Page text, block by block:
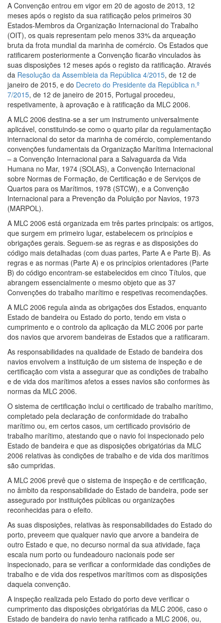
A Convenção entrou em vigor em 20 de agosto de 2013, 12
meses após o registo da sua ratificação pelos primeiros 30
Estados-Membros da Organização Internacional do Trabalho
(OIT), os quais representam pelo menos 33% da arqueação
bruta da frota mundial da marinha de comércio. Os Estados que
ratificarem posteriormente a Convenção ficarão vinculados às
suas disposições 12 meses após o registo da ratificação. Através
da Resolução da Assembleia da República 4/2015, de 12 de
janeiro de 2015, e do Decreto do Presidente da República n.º
7/2015, de 12 de janeiro de 2015, Portugal procedeu,
respetivamente, à aprovação e à ratificação da MLC 2006.
A MLC 2006 destina-se a ser um instrumento universalmente
aplicável, constituindo-se como o quarto pilar da regulamentação
internacional do setor da marinha de comércio, complementando
convenções fundamentais da Organização Marítima Internacional
– a Convenção Internacional para a Salvaguarda da Vida
Humana no Mar, 1974 (SOLAS), a Convenção Internacional
sobre Normas de Formação, de Certificação e de Serviços de
Quartos para os Marítimos, 1978 (STCW), e a Convenção
Internacional para a Prevenção da Poluição por Navios, 1973
(MARPOL).
A MLC 2006 está organizada em três partes principais: os artigos,
que surgem em primeiro lugar, estabelecem os princípios e
obrigações gerais. Seguem-se as regras e as disposições do
código mais detalhadas (com duas partes, Parte A e Parte B). As
regras e as normas (Parte A) e os princípios orientadores (Parte
B) do código encontram-se estabelecidos em cinco Títulos, que
abrangem essencialmente o mesmo objeto que as 37
Convenções do trabalho marítimo e respetivas recomendações.
A MLC 2006 regula ainda as obrigações dos Estados, enquanto
Estado de bandeira ou Estado do porto, tendo em vista o
cumprimento e o controlo da aplicação da MLC 2006 por parte
dos navios que arvorem bandeiras de Estados que a ratificaram.
As responsabilidades na qualidade de Estado de bandeira dos
navios envolvem a instituição de um sistema de inspeção e de
certificação com vista a assegurar que as condições de trabalho
e de vida dos marítimos afetos a esses navios são conformes às
normas da MLC 2006.
O sistema de certificação inclui o certificado de trabalho marítimo,
completado pela declaração de conformidade do trabalho
marítimo ou, em certos casos, um certificado provisório de
trabalho marítimo, atestando que o navio foi inspecionado pelo
Estado de bandeira e que as disposições obrigatórias da MLC
2006 relativas às condições de trabalho e de vida dos marítimos
são cumpridas.
A MLC 2006 prevê que o sistema de inspeção e de certificação,
no âmbito da responsabilidade do Estado de bandeira, pode ser
assegurado por instituições públicas ou organizações
reconhecidas para o efeito.
As suas disposições, relativas às responsabilidades do Estado do
porto, preveem que qualquer navio que arvore a bandeira de
outro Estado e que, no decurso normal da sua atividade, faça
escala num porto ou fundeadouro nacionais pode ser
inspecionado, para se verificar a conformidade das condições de
trabalho e de vida dos respetivos marítimos com as disposições
daquela convenção.
A inspeção realizada pelo Estado do porto deve verificar o
cumprimento das disposições obrigatórias da MLC 2006, caso o
Estado de bandeira do navio tenha ratificado a MLC 2006, ou,